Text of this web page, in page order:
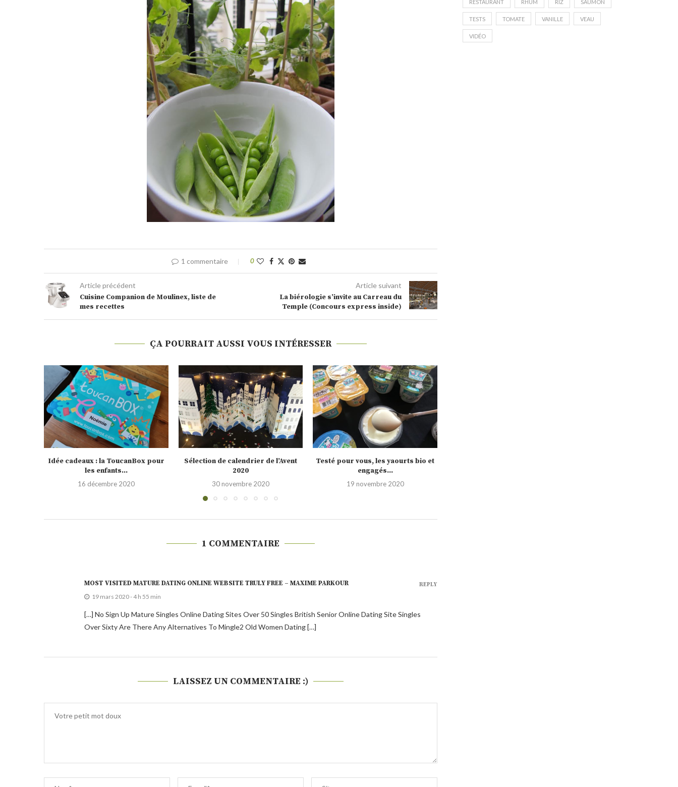
1 commentaire 0
Article précédent
Cuisine Companion de Moulinex, liste de
mes recettes
Article suivant
La biérologie s’invite au Carreau du
Temple (Concours express inside)
ÇA POURRAIT AUSSI VOUS INTÉRESSER
Sélection de calendrier de l’Avent
2020
30 novembre 2020
Testé pour vous, les yaourts bio et
engagés...
19 novembre 2020
Noël 2020, les nouveautés Picard
10 novembre 2020
1 COMMENTAIRE
MOST VISITED MATURE DATING ONLINE WEBSITE TRULY FREE – MAXIME PARKOUR
19 mars 2020 - 4 h 55 min
[…] No Sign Up Mature Singles Online Dating Sites Over 50 Singles British Senior Online Dating Site Singles
Over Sixty Are There Any Alternatives To Mingle2 Old Women Dating […]
REPLY
LAISSEZ UN COMMENTAIRE :)
RESTAURANT RHUM RIZ SAUMON
TESTS TOMATE VANILLE VEAU
VIDÉO